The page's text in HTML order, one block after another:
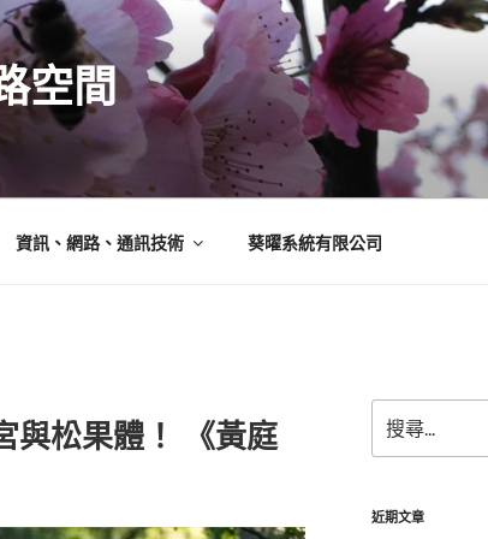
空間
資訊、網路、通訊技術 葵曜系統有限公司
與松果體！ 《黃庭
尋
關
字:
近期文章